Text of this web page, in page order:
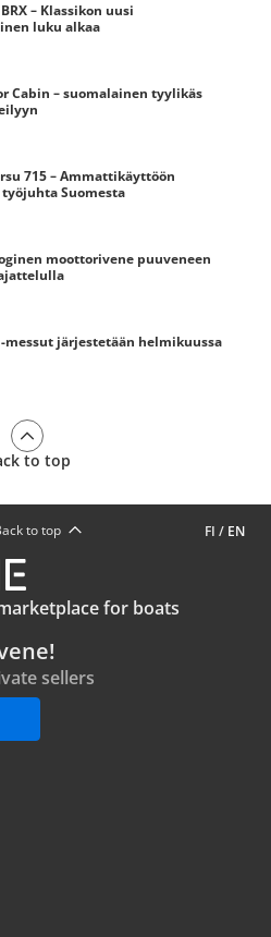
– Klassikon uusi
luku alkaa
Cabin – suomalainen tyylikäs
715 – Ammattikäyttöön
Suomesta
moottorivene puuveneen
-messut järjestetään helmikuussa
to top
FI / EN
to top
for boats
sellers